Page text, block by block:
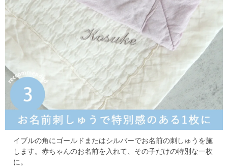
イブルの角にゴールドまたはシルバーでお名前の刺しゅうを施
します。 赤ちゃんのお名前を入れて、その子だけの特別な一枚
に。